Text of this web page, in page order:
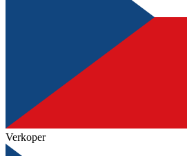
Verkoper